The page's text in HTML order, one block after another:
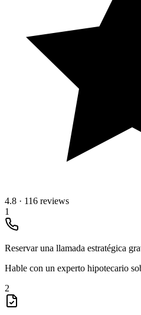
4.8 · 116 reviews
1
Reservar una llamada estratégica
Hable con un experto hipotecario
2